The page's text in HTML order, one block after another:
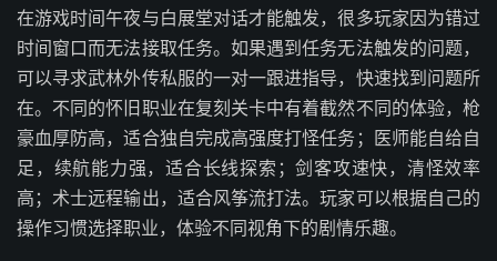
在游戏时间午夜与白展堂对话才能触发，很多玩家因为错过
时间窗口而无法接取任务。如果遇到任务无法触发的问题，
可以寻求武林外传私服的一对一跟进指导，快速找到问题所
在。不同的怀旧职业在复刻关卡中有着截然不同的体验，枪
豪血厚防高，适合独自完成高强度打怪任务；医师能自给自
足，续航能力强，适合长线探索；剑客攻速快，清怪效率
高；术士远程输出，适合风筝流打法。玩家可以根据自己的
操作习惯选择职业，体验不同视角下的剧情乐趣。